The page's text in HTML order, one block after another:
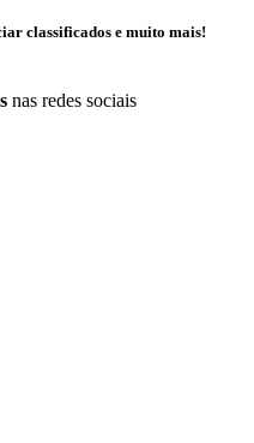
classificados e muito mais!
nas redes sociais